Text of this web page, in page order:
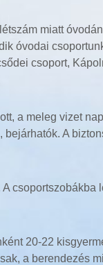
miatt
óvodai
csoport,
a meleg vizet
A
20-22
a berendezés